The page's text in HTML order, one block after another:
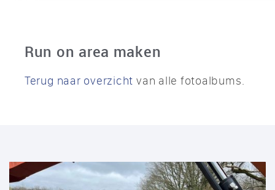
Run on area maken
Terug naar overzicht van alle fotoalbums.